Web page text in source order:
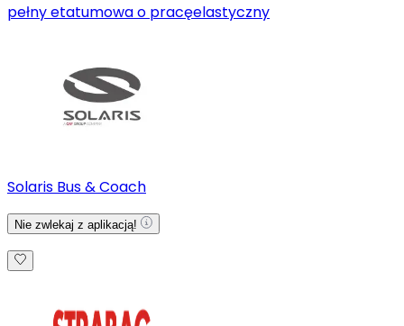
pełny etatumowa o pracęelastyczny
Solaris Bus & Coach
Nie zwlekaj z aplikacją!